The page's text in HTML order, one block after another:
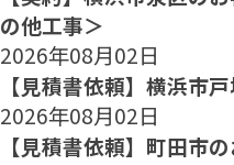
の他工事＞
2026年08月02日
【見積書依頼】横浜市
2026年08月02日
【見積書依頼】町田市